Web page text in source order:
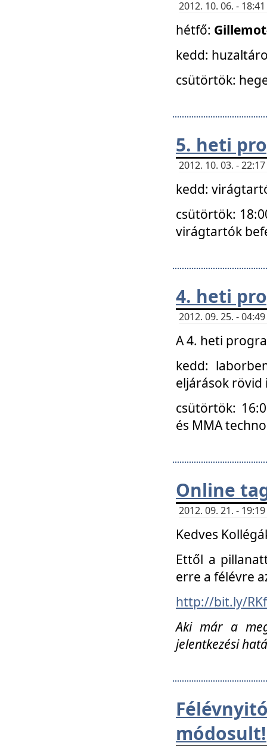
2012. 10. 06. -
hétfő:
kedd:
csütörtök:
5. heti
2012. 10. 03. -
kedd:
csütörtök:
virágtartók
4. heti
2012. 09. 25. -
A 4. heti
kedd:
eljárások
csütörtök:
és MMA
Online
2012. 09. 21. -
Kedves
Ettől a
erre a félévre
http://bit.ly/
Aki már a
jelentkezési
módosult!